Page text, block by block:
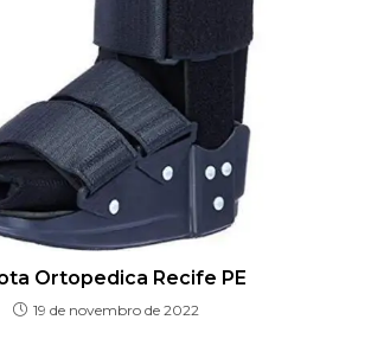
Ortopedica Recife PE
19 de novembro de 2022